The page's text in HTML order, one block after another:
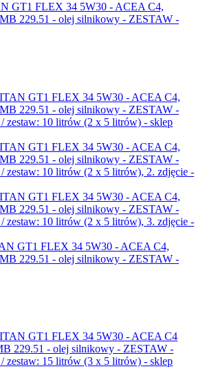
GT1 FLEX 34 5W30 - ACEA C4,
229.51 - olej silnikowy - ZESTAW -
GT1 FLEX 34 5W30 - ACEA C4,
229.51 - olej silnikowy - ZESTAW -